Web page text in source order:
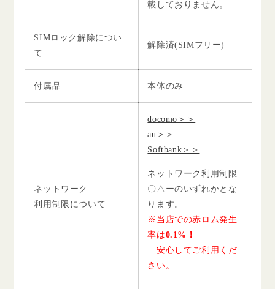
載しておりません。
SIMロック解除につい
て
解除済(SIMフリー)
付属品 本体のみ
ネットワーク
利用制限について
docomo＞＞
au＞＞
Softbank＞＞
ネットワーク利用制限
〇△ーのいずれかとな
ります。
※当店での赤ロム発生
率は0.1%！
安心してご利用くだ
さい。